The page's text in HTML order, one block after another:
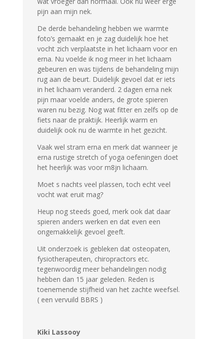
pijn aan mijn nek.
De derde behandeling hebben we warmte
foto’s gemaakt en je zag duidelijk hoe het
vocht zich verplaatste in het lichaam voor en
erna. Nu voelde ik nog meer in het lichaam
gebeuren en was tijdens de behandeling mijn
rug aan de beurt. Duidelijk gevoel dat er iets
in het lichaam veranderd. 2 dagen erna nek
pijn maar voelde anders, de grote spieren
waren nu bezig. Nog wat fitter en zelfs op de
fiets naar de praktijk. Heerlijk warm en
duidelijk ook nu de warmte in het gezicht.
Vaak wel stram erna en merk dat wanneer je
erna rustige stretch of yoga oefeningen doet
het heerlijk was voor m8jn lichaam.
Moet s nachts veel plassen, toch echt veel
vocht wat eruit mag?
Heup nog steeds goed, merk ook dat daar
spieren anders werken en dat even een
ongemakkelijk gevoel geeft.
Uit onderzoek is gebleken dat osteopaten,
fysiotherapeuten, chiropractors etc.
tegenwoordig meer behandelingen nodig
hebben dan 15 jaar geleden. Reden is
toenemende stijfheid van het zachte weefsel.
( een vervuild BBRS )
Kiki Lassooy